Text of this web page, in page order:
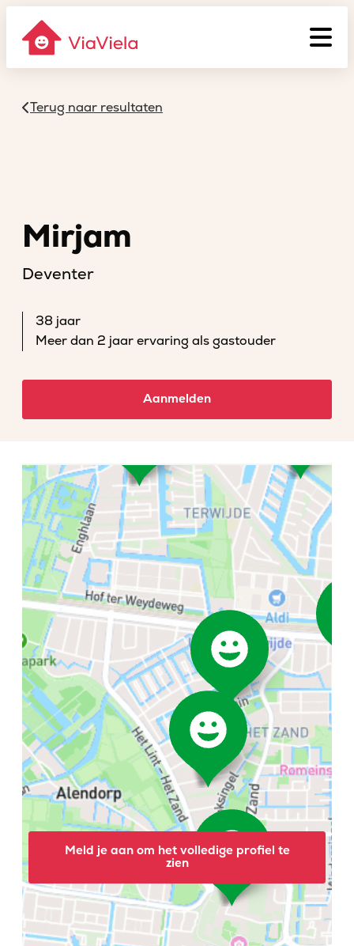
Terug naar resultaten
Mirjam
Deventer
38 jaar
Meer dan 2 jaar ervaring als gastouder
Aanmelden
Meld je aan om het volledige profiel te
zien